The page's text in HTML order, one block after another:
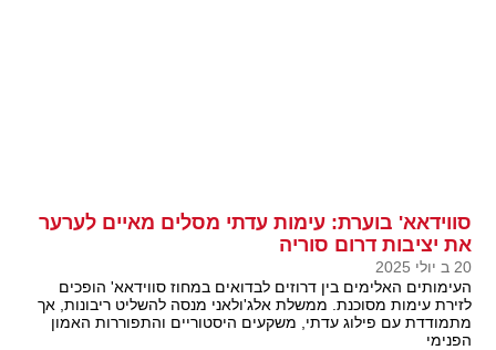
סווידאא' בוערת: עימות עדתי מסלים מאיים לערער
את יציבות דרום סוריה
20 ב יולי 2025
העימותים האלימים בין דרוזים לבדואים במחוז סווידאא' הופכים
לזירת עימות מסוכנת. ממשלת אלג'ולאני מנסה להשליט ריבונות, אך
מתמודדת עם פילוג עדתי, משקעים היסטוריים והתפוררות האמון
הפנימי